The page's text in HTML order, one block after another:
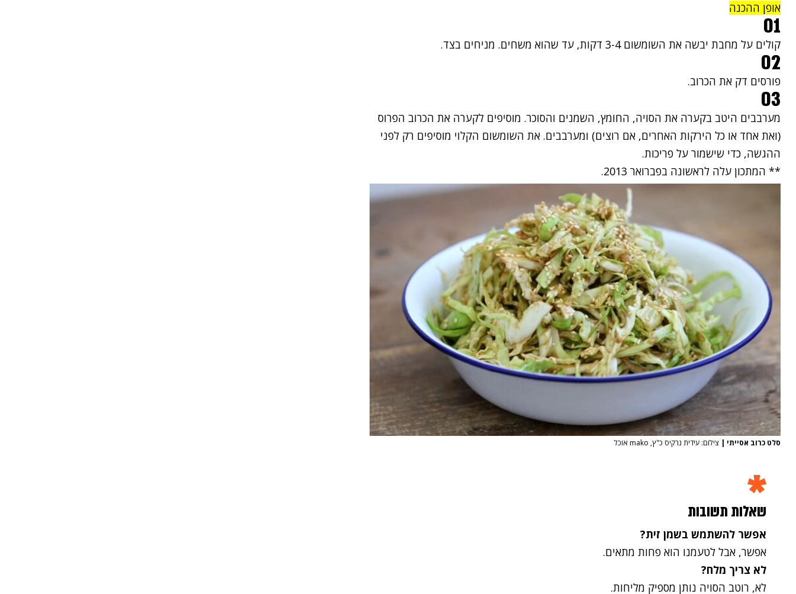
אופן ההכנה
01
קולים על מחבת יבשה את השומשום 3-4 דקות, עד שהוא משחים. מניחים בצד.
02
פורסים דק את הכרוב.
03
מערבבים היטב בקערה את הסויה, החומץ, השמנים והסוכר. מוסיפים לקערה את הכרוב הפרוס
(ואת אחד או כל הירקות האחרים, אם רוצים) ומערבבים. את השומשום הקלוי מוסיפים רק לפני
ההגשה, כדי שישמור על פריכות.
** המתכון עלה לראשונה בפברואר 2013.
סלט כרוב אסייתי | צילום: עידית נרקיס כ"ץ, mako אוכל
שאלות תשובות
אפשר להשתמש בשמן זית?
אפשר, אבל לטעמנו הוא פחות מתאים.
לא צריך מלח?
לא, רוטב הסויה נותן מספיק מליחות.